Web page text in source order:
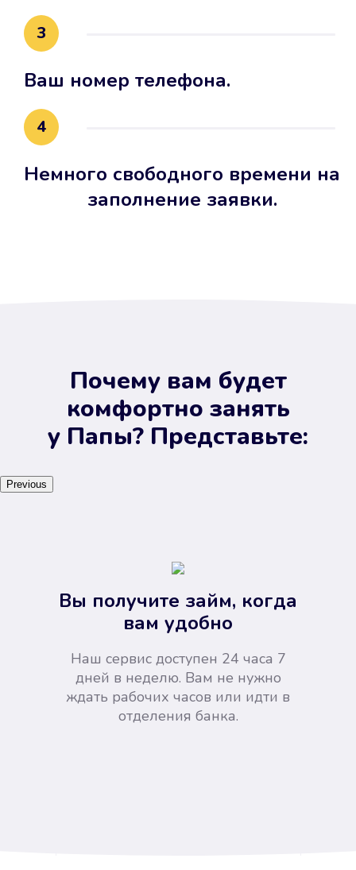
3
Ваш номер телефона.
4
Немного свободного времени на
заполнение заявки.
Почему вам будет
комфортно занять
у Папы? Представьте:
Previous
Вы получите займ, когда
вам удобно
Наш сервис доступен 24 часа 7
дней в неделю. Вам не нужно
ждать рабочих часов или идти в
отделения банка.